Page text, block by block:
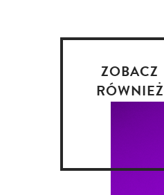
ZOBACZ
RÓWNIEŻ